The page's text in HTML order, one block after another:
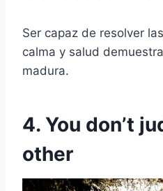
Ser capaz de resolver
calma y salud
madura.
4. You don’t
other